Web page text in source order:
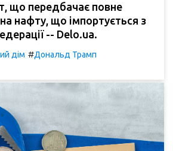
що передбачає повне
нафту, що імпортується з
-- Delo.ua.
дім #Дональд Трамп